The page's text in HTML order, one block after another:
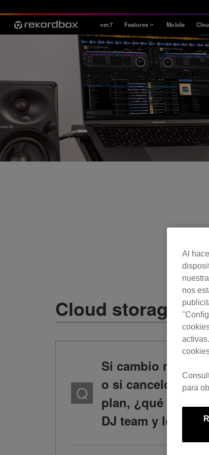
ver.7 Features
Style
House / Techno
Open Format
Mobile & Home
Professional
Mobile
Cloud storage
Si cambio mi
o si cancelo mi
plan, ¿qué
DJ team y los
Al
nos
para